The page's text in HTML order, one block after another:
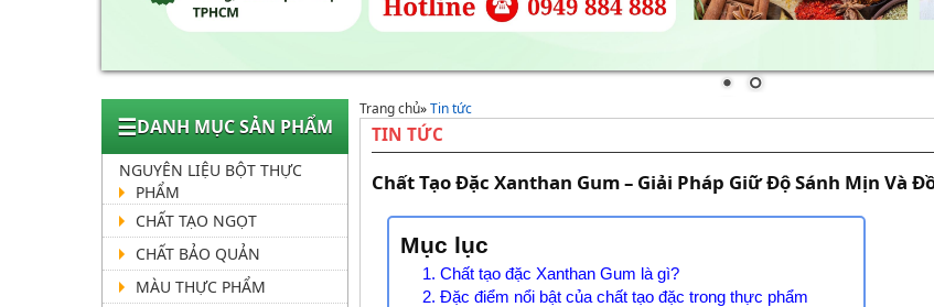
☰DANH MỤC SẢN PHẨM
NGUYÊN LIỆU BỘT THỰC
PHẨM
CHẤT TẠO NGỌT
CHẤT BẢO QUẢN
MÀU THỰC PHẨM
Trang chủ»Tin tức
TIN TỨC
Chất Tạo Đặc Xanthan Gum – Giải Pháp Giữ Độ Sánh Mịn Và
Mục lục
1. Chất tạo đặc Xanthan Gum là gì?
2. Đặc điểm nổi bật của chất tạo đặc trong thực phẩm